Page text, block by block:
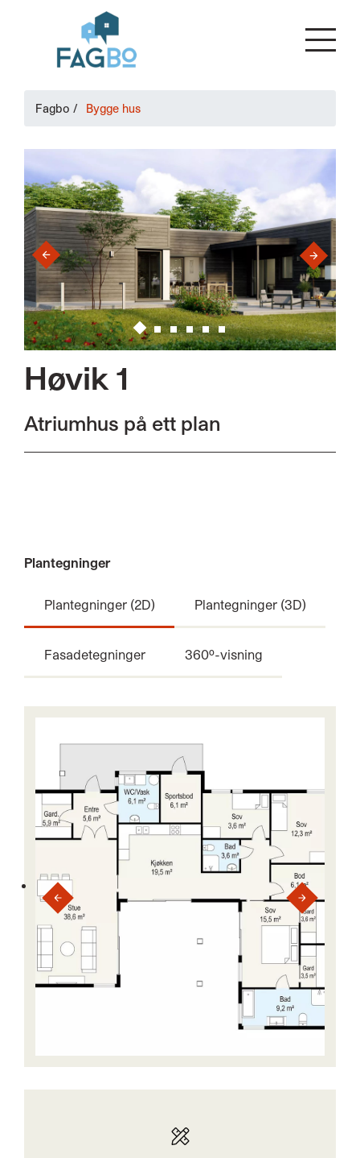
Fagbo / Bygge hus
‹ ›
Høvik 1
Atriumhus på ett plan
Plantegninger
Plantegninger (2D) Plantegninger (3D)
Fasadetegninger 360º-visning